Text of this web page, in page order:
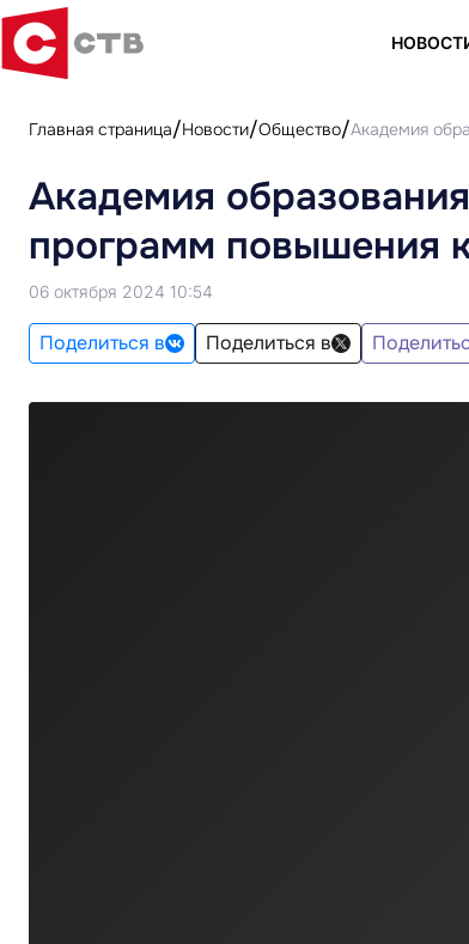
Главная страница Новости Общество Академия
Академия
программ повышения
06 октября 2024 10:54
Поделиться в Поделиться в